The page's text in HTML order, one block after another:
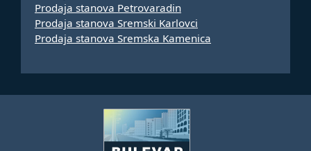
Prodaja stanova Petrovaradin
Prodaja stanova Sremski Karlovci
Prodaja stanova Sremska Kamenica